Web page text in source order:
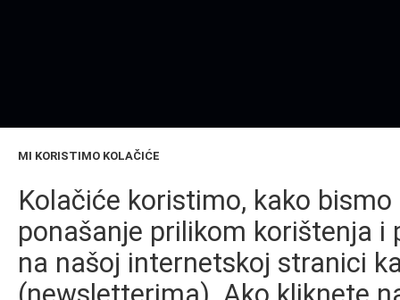
MI KORISTIMO KOLAČIĆE
Kolačiće koristimo, kako
ponašanje prilikom korištenja
na našoj internetskoj stranici